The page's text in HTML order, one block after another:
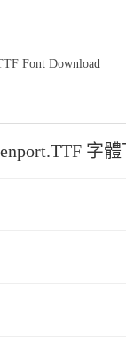
Font Download
字